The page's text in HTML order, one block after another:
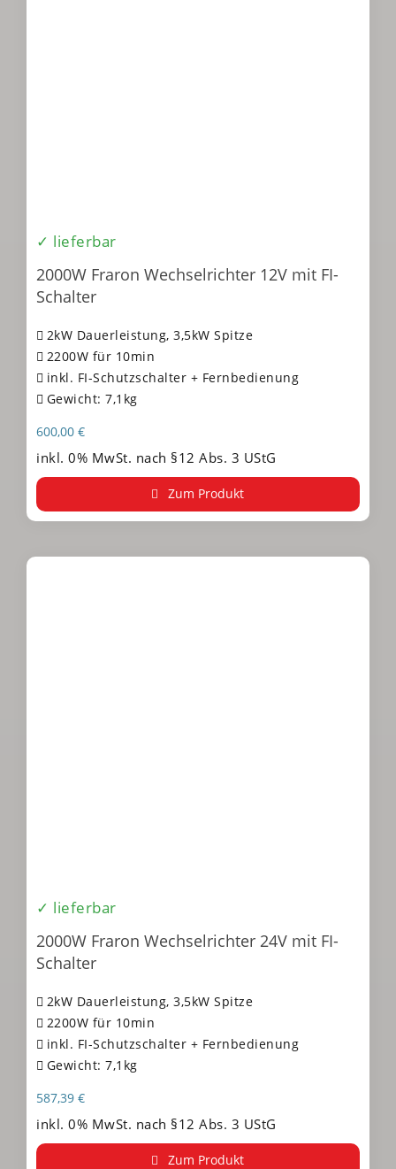
✓ lieferbar
2000W Fraron Wechselrichter 12V mit FI-
Schalter
2kW Dauerleistung, 3,5kW Spitze
2200W für 10min
inkl. FI-Schutzschalter + Fernbedienung
Gewicht: 7,1kg
600,00 €
inkl. 0% MwSt. nach §12 Abs. 3 UStG
Zum Produkt
✓ lieferbar
2000W Fraron Wechselrichter 24V mit FI-
Schalter
2kW Dauerleistung, 3,5kW Spitze
2200W für 10min
inkl. FI-Schutzschalter + Fernbedienung
Gewicht: 7,1kg
587,39 €
inkl. 0% MwSt. nach §12 Abs. 3 UStG
Zum Produkt